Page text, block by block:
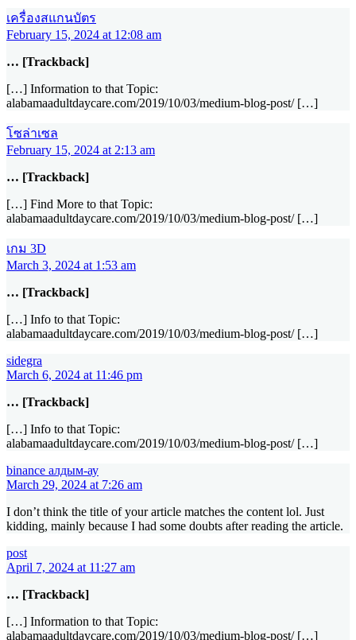
เครื่องสแกนบัตร
February 15, 2024 at 12:08 am
… [Trackback]
[…] Information to that Topic:
alabamaadultdaycare.com/2019/10/03/medium-blog-post/ […]
โซล่าเซล
February 15, 2024 at 2:13 am
… [Trackback]
[…] Find More to that Topic:
alabamaadultdaycare.com/2019/10/03/medium-blog-post/ […]
เกม 3D
March 3, 2024 at 1:53 am
… [Trackback]
[…] Info to that Topic:
alabamaadultdaycare.com/2019/10/03/medium-blog-post/ […]
sidegra
March 6, 2024 at 11:46 pm
… [Trackback]
[…] Info to that Topic:
alabamaadultdaycare.com/2019/10/03/medium-blog-post/ […]
binance алдым-ау
March 29, 2024 at 7:26 am
I don’t think the title of your article matches the content lol. Just
kidding, mainly because I had some doubts after reading the article.
post
April 7, 2024 at 11:27 am
… [Trackback]
[…] Information to that Topic:
alabamaadultdaycare.com/2019/10/03/medium-blog-post/ […]